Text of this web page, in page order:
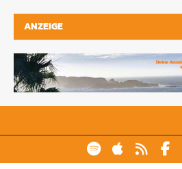
ANZEIGE